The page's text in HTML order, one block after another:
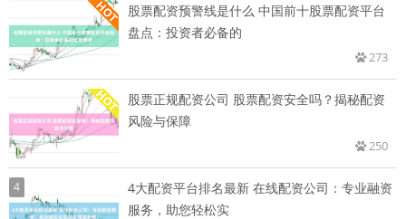
股票配资预警线是什么 中国前十股票配资平台
盘点：投资者必备的
273
股票正规配资公司 股票配资安全吗？揭秘配资
风险与保障
250
4
4大配资平台排名最新 在线配资公司：专业融资
服务，助您轻松实